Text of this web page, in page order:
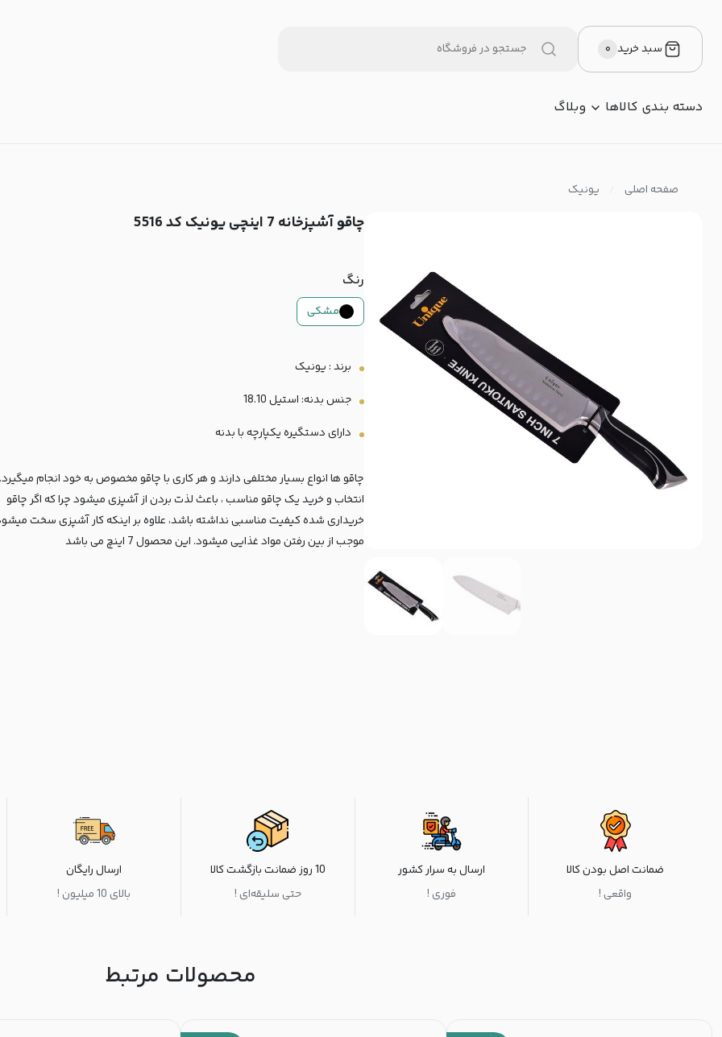
سبد خرید ۰
دسته بندی کالاها وبلاگ
صفحه اصلی یونیک
چاقو آشپزخانه 7 اینچی یونیک کد 5516
رنگ
مشکی
برند : یونیک
جنس بدنه: استیل 18.10
دارای دستگیره یکپارچه با بدنه
چاقو ها انواع بسیار مختلفی دارند و هر کاری با چاقو مخصوص به خود انجام میگیرد.
انتخاب و خرید یک چاقو مناسب ، باعث لذت بردن از آشپزی میشود چرا که اگر چاقو
خریداری شده کیفیت مناسبی نداشته باشد، علاوه بر اینکه کار آشپزی سخت
موجب از بین رفتن مواد غذایی میشود. این محصول 7 اینچ می باشد
ضمانت اصل بودن کالا
واقعی !
ارسال به سرار کشور
فوری !
10 روز ضمانت بازگشت کالا
حتی سلیقه‌ای !
ارسال رایگان
بالای 10 میلیون !
محصولات مرتبط